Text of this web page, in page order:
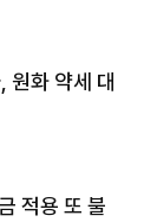
원화 약세 대
적용 또 불